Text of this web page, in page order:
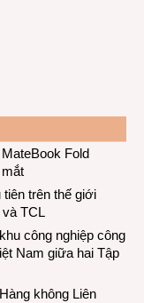
Fold
trên thế giới
và TCL
công nghiệp công
Nam giữa hai Tập
không Liên